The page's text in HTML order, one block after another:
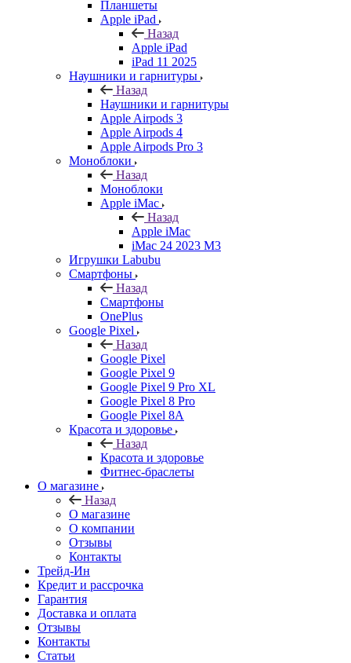
Планшеты
Apple iPad
Назад
Apple iPad
iPad 11 2025
Наушники и гарнитуры
Назад
Наушники и гарнитуры
Apple Airpods 3
Apple Airpods 4
Apple Airpods Pro 3
Моноблоки
Назад
Моноблоки
Apple iMac
Назад
Apple iMac
iMac 24 2023 M3
Игрушки Labubu
Смартфоны
Назад
Смартфоны
OnePlus
Google Pixel
Назад
Google Pixel
Google Pixel 9
Google Pixel 9 Pro XL
Google Pixel 8 Pro
Google Pixel 8A
Красота и здоровье
Назад
Красота и здоровье
Фитнес-браслеты
О магазине
Назад
О магазине
О компании
Отзывы
Контакты
Трейд-Ин
Кредит и рассрочка
Гарантия
Доставка и оплата
Отзывы
Контакты
Статьи